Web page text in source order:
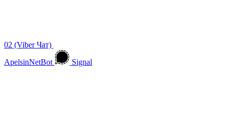
02 (Viber Чат)
ApelsinNetBot
Signal